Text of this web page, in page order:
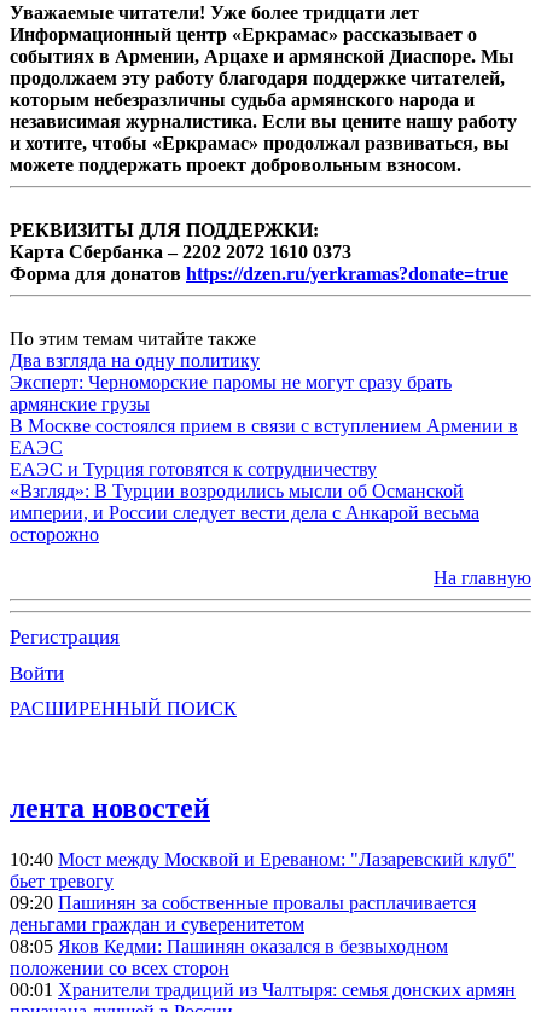
Уважаемые читатели! Уже более тридцати лет
Информационный центр «Еркрамас» рассказывает о
событиях в Армении, Арцахе и армянской Диаспоре. Мы
продолжаем эту работу благодаря поддержке читателей,
которым небезразличны судьба армянского народа и
независимая журналистика. Если вы цените нашу работу
и хотите, чтобы «Еркрамас» продолжал развиваться, вы
можете поддержать проект добровольным взносом.
РЕКВИЗИТЫ ДЛЯ ПОДДЕРЖКИ:
Карта Сбербанка – 2202 2072 1610 0373
Форма для донатов https://dzen.ru/yerkramas?donate=true
По этим темам читайте также
Два взгляда на одну политику
Эксперт: Черноморские паромы не могут сразу брать
армянские грузы
В Москве состоялся прием в связи с вступлением Армении в
ЕАЭС
ЕАЭС и Турция готовятся к сотрудничеству
«Взгляд»: В Турции возродились мысли об Османской
империи, и России следует вести дела с Анкарой весьма
осторожно
На главную
Регистрация
Войти
РАСШИРЕННЫЙ ПОИСК
лента новостей
10:40 Мост между Москвой и Ереваном: "Лазаревский клуб"
бьет тревогу
09:20 Пашинян за собственные провалы расплачивается
деньгами граждан и суверенитетом
08:05 Яков Кедми: Пашинян оказался в безвыходном
положении со всех сторон
00:01 Хранители традиций из Чалтыря: семья донских армян